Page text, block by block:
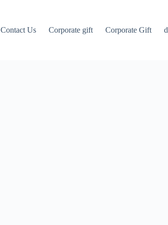
Contact Us Corporate gift Corporate Gift d